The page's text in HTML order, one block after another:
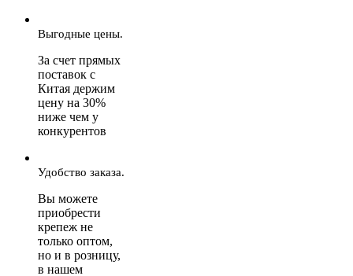
Выгодные цены.
За счет прямых
поставок с
Китая держим
цену на 30%
ниже чем у
конкурентов
Удобство заказа.
Вы можете
приобрести
крепеж не
только оптом,
но и в розницу,
в нашем